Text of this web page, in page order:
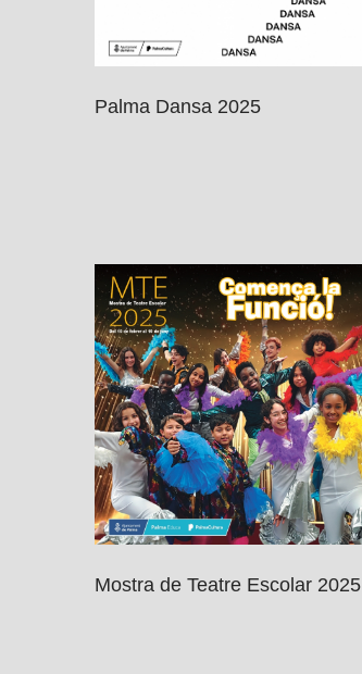
Palma Dansa 2025
Mostra de Teatre Escolar 2025